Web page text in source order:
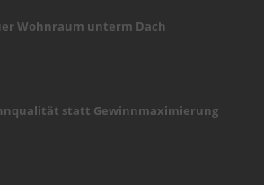
Wohnraum unterm Dach
statt Gewinnmaximierung